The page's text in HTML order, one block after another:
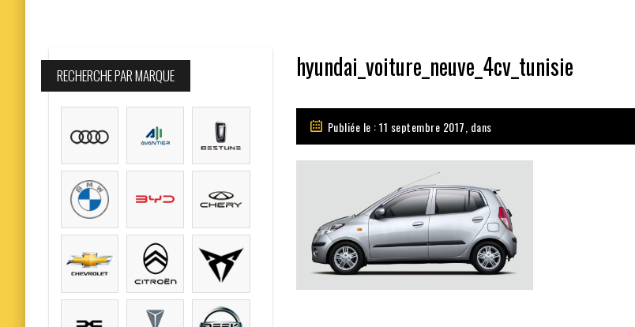
hyundai_voiture_neuve_4cv_tunisie
Publiée le : 11 septembre 2017, dans
RECHERCHE PAR MARQUE